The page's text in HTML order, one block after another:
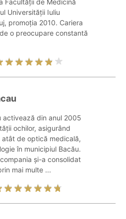
Facultății de Medicină
Universității Iuliu
promoția 2010. Cariera
o preocupare constantă
activează din anul 2005
ochilor, asigurând
de optică medicală,
în municipiul Bacău.
și-a consolidat
mai multe ...